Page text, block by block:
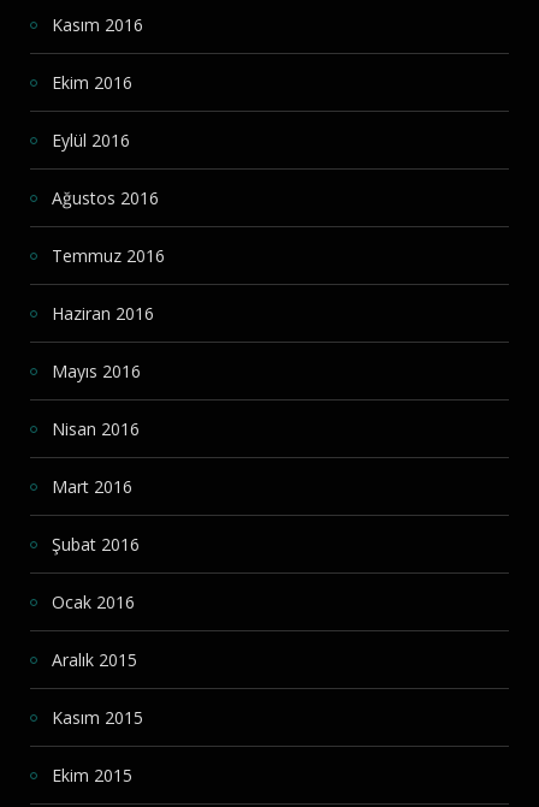
Kasım 2016
Ekim 2016
Eylül 2016
Ağustos 2016
Temmuz 2016
Haziran 2016
Mayıs 2016
Nisan 2016
Mart 2016
Şubat 2016
Ocak 2016
Aralık 2015
Kasım 2015
Ekim 2015